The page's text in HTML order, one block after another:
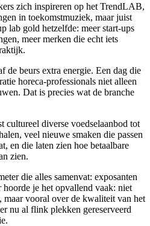
zich inspireren op het TrendLAB,
in toekomstmuziek, maar juist
lab gold hetzelfde: meer start-ups
meer merken die echt iets
de beurs extra energie. Een dag die
horeca-professionals niet alleen
Dat is precies wat de branche
cultureel diverse voedselaanbod tot
veel nieuwe smaken die passen
en die laten zien hoe betaalbare
zien.
die alles samenvat: exposanten
je het opvallend vaak: niet
maar vooral over de kwaliteit van het
nu al flink plekken gereserveerd